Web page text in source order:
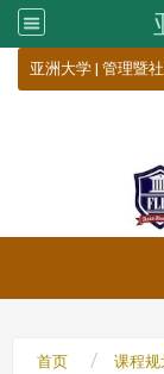
亚洲大学 | 管理暨
首页 课程规